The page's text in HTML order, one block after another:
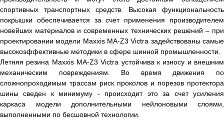
спортивных транспортных средств. Высокая функциональность
покрышки обеспечивается за счет применения производителем
новейших материалов и современных технических решений – при
проектировании модели Maxxis MA-Z3 Victra задействованы самые
высокоэффективные методики в сфере шинной промышленности.
Летняя резина Maxxis MA-Z3 Victra устойчива к износу и внешним
механическим повреждениям. Во время движения по
сложнопроходимым трассам риск проколов и порезов протектора
шины сведен к минимуму - происходит это за счет усиления
каркаса модели дополнительными нейлоновыми слоями,
выполненными по бесшовной технологии.